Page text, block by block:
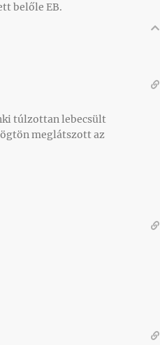
belőle EB.
túlzottan lebecsült
meglátszott az